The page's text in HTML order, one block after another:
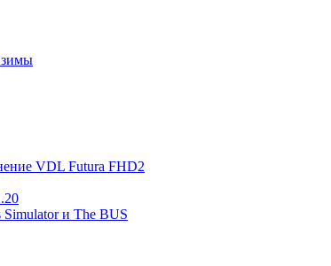
зимы
VDL Futura FHD2
и The BUS